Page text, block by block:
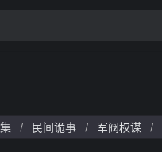
/ 民间诡事 / 军阀权谋 /